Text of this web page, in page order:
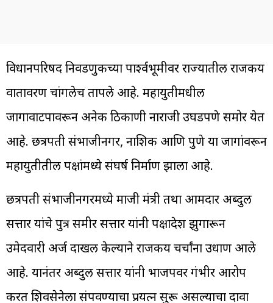
विधानपरिषद निवडणुकीच्या पार्श्वभूमीवर राज्यातील राजकीय
वातावरण चांगलेच तापले आहे. महायुतीमधील
जागावाटपावरून अनेक ठिकाणी नाराजी उघडपणे समोर येत
आहे. छत्रपती संभाजीनगर, नाशिक आणि पुणे या जागांवरून
महायुतीतील पक्षांमध्ये संघर्ष निर्माण झाला आहे.
छत्रपती संभाजीनगरमध्ये माजी मंत्री तथा आमदार अब्दुल
सत्तार यांचे पुत्र समीर सत्तार यांनी पक्षादेश झुगारून
उमेदवारी अर्ज दाखल केल्याने राजकीय चर्चांना उधाण आले
आहे. यानंतर अब्दुल सत्तार यांनी भाजपवर गंभीर आरोप
करत शिवसेनेला संपवण्याचा प्रयत्न सुरू असल्याचा दावा